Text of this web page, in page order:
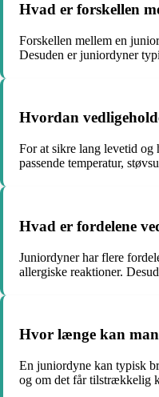
Hvad er forskellen
Forskellen mellem en
Desuden er juniordyner
Hvordan
For at sikre lang levetid og
passende temperatur,
Hvad er fordelene
Juniordyner har flere
allergiske reaktioner.
Hvor længe kan
En juniordyne kan typisk
og om det får tilstrækkelig